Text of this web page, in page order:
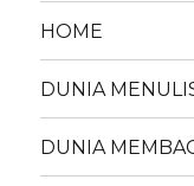
HOME
DUNIA
DUNIA